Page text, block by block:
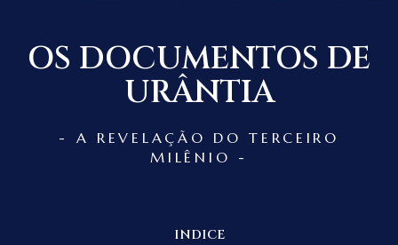
OS DOCUMENTOS DE
URÂNTIA
- A REVELAÇÃO DO TERCEIRO
MILÊNIO -
INDICE